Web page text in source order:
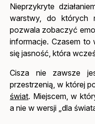
Nieprzykryte
warstwy, do których
pozwala zobaczyć
informacje. Czasem to
się jasność, która
Cisza nie zawsze
przestrzenią, w której
świat. Miejscem, w
a nie w wersji „dla